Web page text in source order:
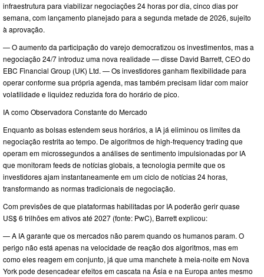
infraestrutura para viabilizar negociações 24 horas por dia, cinco dias por
semana, com lançamento planejado para a segunda metade de 2026, sujeito
à aprovação.
— O aumento da participação do varejo democratizou os investimentos, mas a
negociação 24/7 introduz uma nova realidade — disse David Barrett, CEO do
EBC Financial Group (UK) Ltd. — Os investidores ganham flexibilidade para
operar conforme sua própria agenda, mas também precisam lidar com maior
volatilidade e liquidez reduzida fora do horário de pico.
IA como Observadora Constante do Mercado
Enquanto as bolsas estendem seus horários, a IA já eliminou os limites da
negociação restrita ao tempo. De algoritmos de high-frequency trading que
operam em microssegundos a análises de sentimento impulsionadas por IA
que monitoram feeds de notícias globais, a tecnologia permite que os
investidores ajam instantaneamente em um ciclo de notícias 24 horas,
transformando as normas tradicionais de negociação.
Com previsões de que plataformas habilitadas por IA poderão gerir quase
US$ 6 trilhões em ativos até 2027 (fonte: PwC), Barrett explicou:
— A IA garante que os mercados não parem quando os humanos param. O
perigo não está apenas na velocidade de reação dos algoritmos, mas em
como eles reagem em conjunto, já que uma manchete à meia-noite em Nova
York pode desencadear efeitos em cascata na Ásia e na Europa antes mesmo